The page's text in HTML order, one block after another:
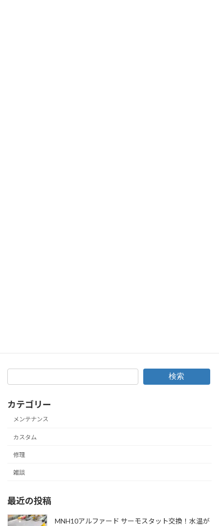
検索
カテゴリー
メンテナンス
カスタム
修理
雑談
最近の投稿
MNH10アルファード サーモスタット交換！水温が